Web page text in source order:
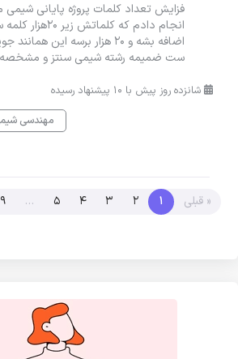
فزایش تعداد کلمات پروژه پایانی شیمی
انجام دادم که کلماتش
اضافه بشه و ۲۰ هزار برسه این
ست ضمیمه رشته شیمی سنتز و
شانزده روز پیش با 10 پیشنهاد رسیده
مهندسی
« قبلی 1
2
3
4
5
…